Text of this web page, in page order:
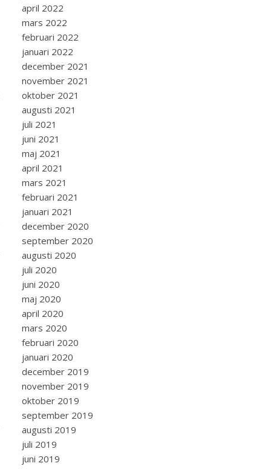
april 2022
mars 2022
februari 2022
januari 2022
december 2021
november 2021
oktober 2021
augusti 2021
juli 2021
juni 2021
maj 2021
april 2021
mars 2021
februari 2021
januari 2021
december 2020
september 2020
augusti 2020
juli 2020
juni 2020
maj 2020
april 2020
mars 2020
februari 2020
januari 2020
december 2019
november 2019
oktober 2019
september 2019
augusti 2019
juli 2019
juni 2019